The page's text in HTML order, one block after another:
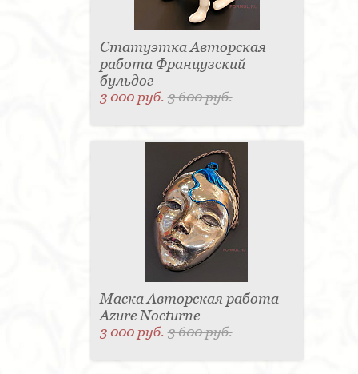
Статуэтка Авторская
работа Французский
бульдог
3 000 руб.3 600 руб.
Маска Авторская работа
Azure Nocturne
3 000 руб.3 600 руб.